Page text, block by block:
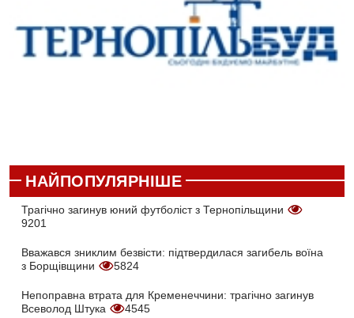
НАЙПОПУЛЯРНІШЕ
Трагічно загинув юний футболіст з Тернопільщини
9201
Вважався зниклим безвісти: підтвердилася загибель воїна
з Борщівщини
5824
Непоправна втрата для Кременеччини: трагічно загинув
Всеволод Штука
4545